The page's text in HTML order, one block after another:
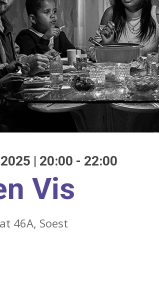
| 20:00 - 22:00
Vis
46A, Soest